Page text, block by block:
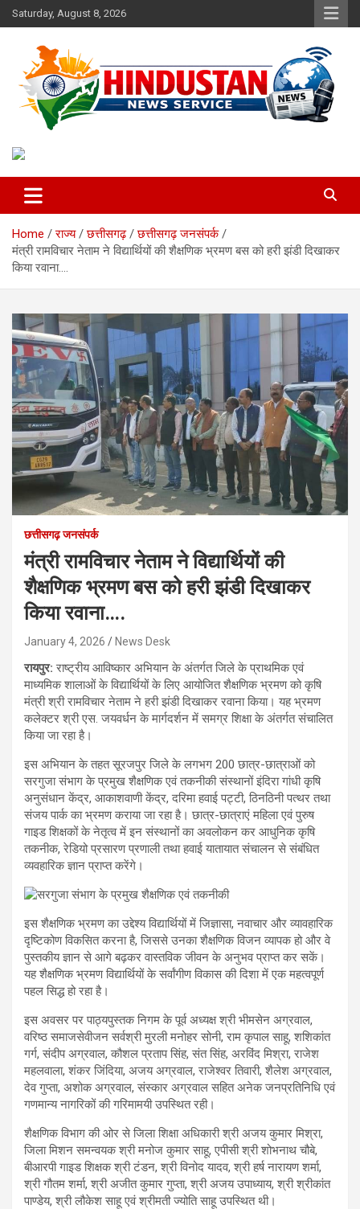
Skip
to
Saturday, August 8, 2026
Hindustan News Service
Home राज्य छत्तीसगढ़
छत्तीसगढ़ जनसंपर्क
मंत्री रामविचार नेताम ने विद्यार्थियों की शैक्षणिक भ्रमण बस को हरी झंडी दिखाकर
किया रवाना….
छत्तीसगढ़ जनसंपर्क
मंत्री रामविचार नेताम ने विद्यार्थियों की
शैक्षणिक भ्रमण बस को हरी झंडी दिखाकर
किया रवाना….
January 4, 2026 News Desk
रायपुर:राष्ट्रीय आविष्कार अभियान के अंतर्गत जिले के प्राथमिक एवं
माध्यमिक शालाओं के विद्यार्थियों के लिए आयोजित शैक्षणिक भ्रमण को कृषि
मंत्री श्री रामविचार नेताम ने हरी झंडी दिखाकर रवाना किया। यह भ्रमण
कलेक्टर श्री एस. जयवर्धन के मार्गदर्शन में समग्र शिक्षा के अंतर्गत संचालित
किया जा रहा है।
इस अभियान के तहत सूरजपुर जिले के लगभग 200 छात्र-छात्राओं को
सरगुजा संभाग के प्रमुख शैक्षणिक एवं तकनीकी संस्थानों इंदिरा गांधी कृषि
अनुसंधान केंद्र, आकाशवाणी केंद्र, दरिमा हवाई पट्टी, ठिनठिनी पत्थर तथा
संजय पार्क का भ्रमण कराया जा रहा है। छात्र-छात्राएं महिला एवं पुरुष
गाइड शिक्षकों के नेतृत्व में इन संस्थानों का अवलोकन कर आधुनिक कृषि
तकनीक, रेडियो प्रसारण प्रणाली तथा हवाई यातायात संचालन से संबंधित
व्यवहारिक ज्ञान प्राप्त करेंगे।
इस शैक्षणिक भ्रमण का उद्देश्य विद्यार्थियों में जिज्ञासा, नवाचार और व्यावहारिक
दृष्टिकोण विकसित करना है, जिससे उनका शैक्षणिक विजन व्यापक हो और वे
पुस्तकीय ज्ञान से आगे बढ़कर वास्तविक जीवन के अनुभव प्राप्त कर सकें।
यह शैक्षणिक भ्रमण विद्यार्थियों के सर्वांगीण विकास की दिशा में एक महत्वपूर्ण
पहल सिद्ध हो रहा है।
इस अवसर पर पाठ्यपुस्तक निगम के पूर्व अध्यक्ष श्री भीमसेन अग्रवाल,
वरिष्ठ समाजसेवीजन सर्वश्री मुरली मनोहर सोनी, राम कृपाल साहू, शशिकांत
गर्ग, संदीप अग्रवाल, कौशल प्रताप सिंह, संत सिंह, अरविंद मिश्रा, राजेश
महलवाला, शंकर जिंदिया, अजय अग्रवाल, राजेश्वर तिवारी, शैलेश अग्रवाल,
देव गुप्ता, अशोक अग्रवाल, संस्कार अग्रवाल सहित अनेक जनप्रतिनिधि एवं
गणमान्य नागरिकों की गरिमामयी उपस्थित रही।
शैक्षणिक विभाग की ओर से जिला शिक्षा अधिकारी श्री अजय कुमार मिश्रा,
जिला मिशन समन्वयक श्री मनोज कुमार साहू, एपीसी श्री शोभनाथ चौबे,
बीआरपी गाइड शिक्षक श्री टंडन, श्री विनोद यादव, श्री हर्ष नारायण शर्मा,
श्री गौतम शर्मा, श्री अजीत कुमार गुप्ता, श्री अजय उपाध्याय, श्री श्रीकांत
पाण्डेय, श्री लौकेश साहू एवं श्रीमती ज्योति साहू उपस्थित थी।